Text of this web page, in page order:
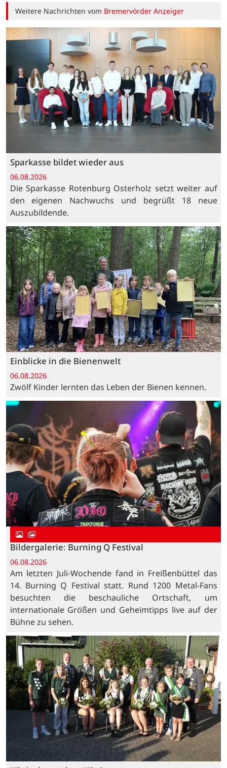
Weitere Nachrichten vom Bremervörder Anzeiger
Sparkasse bildet wieder aus
06.08.2026
Die Sparkasse Rotenburg Osterholz setzt weiter auf
den eigenen Nachwuchs und begrüßt 18 neue
Auszubildende.
Einblicke in die Bienenwelt
06.08.2026
Zwölf Kinder lernten das Leben der Bienen kennen.
Bildergalerie: Burning Q Festival
06.08.2026
Am letzten Juli-Wochende fand in Freißenbüttel das
14. Burning Q Festival statt. Rund 1200 Metal-Fans
besuchten die beschauliche Ortschaft, um
internationale Größen und Geheimtipps live auf der
Bühne zu sehen.